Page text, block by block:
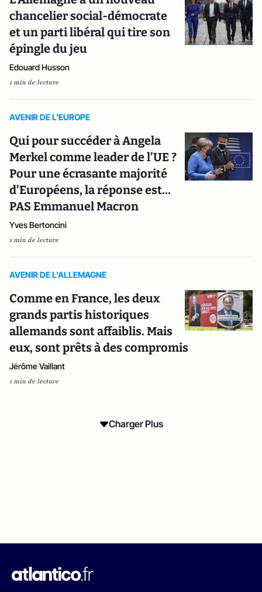
chancelier social-démocrate
et un parti libéral qui tire son
épingle du jeu
Edouard Husson
1 min de lecture
AVENIR DE L'EUROPE
Qui pour succéder à Angela
Merkel comme leader de l’UE ?
Pour une écrasante majorité
d’Européens, la réponse est…
PAS Emmanuel Macron
Yves Bertoncini
1 min de lecture
AVENIR DE L'ALLEMAGNE
Comme en France, les deux
grands partis historiques
allemands sont affaiblis. Mais
eux, sont prêts à des compromis
Jérôme Vaillant
1 min de lecture
Charger Plus